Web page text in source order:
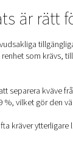
för att
plats kan